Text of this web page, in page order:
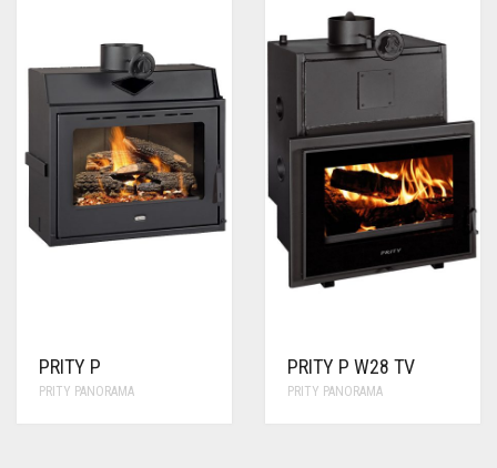
PRITY P
PRITY PANORAMA
PRITY P W28 TV
PRITY PANORAMA